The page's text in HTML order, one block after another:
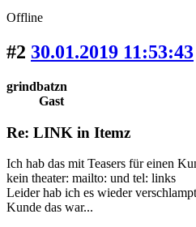
Offline
#2 30.01.2019 11:53:43
grindbatzn
Gast
Re: LINK in Itemz
Ich hab das mit Teasers für einen
kein theater: mailto: und tel: links
Leider hab ich es wieder
Kunde das war...